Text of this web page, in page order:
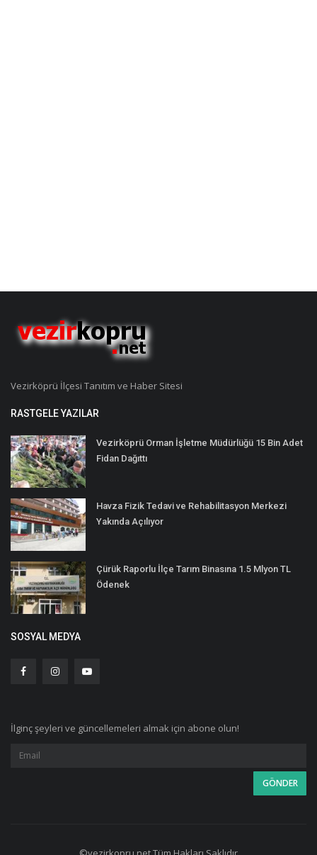
Vezirköprü İlçesi Tanıtım ve Haber Sitesi
RASTGELE YAZILAR
Vezirköprü Orman İşletme Müdürlüğü 15 Bin Adet
Fidan Dağıttı
Havza Fizik Tedavi ve Rehabilitasyon Merkezi
Yakında Açılıyor
Çürük Raporlu İlçe Tarım Binasına 1.5 Mlyon TL
Ödenek
SOSYAL MEDYA
İlginç şeyleri ve güncellemeleri almak için abone olun!